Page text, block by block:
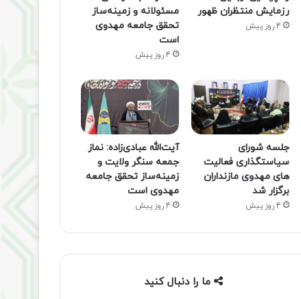
رزمایش منتظران ظهور
4 روز پیش
مسئولانه و زمینه‌ساز
تحقق جامعه مهدوی
است
4 روز پیش
جلسه شورای
سیاستگذاری فعالیت
های مهدوی مازنداران
برگزار شد
4 روز پیش
آیت‌الله عبادی‌زاده: نماز
جمعه سنگر ولایت و
زمینه‌ساز تحقق جامعه
مهدوی است
4 روز پیش
ما را دنبال کنید